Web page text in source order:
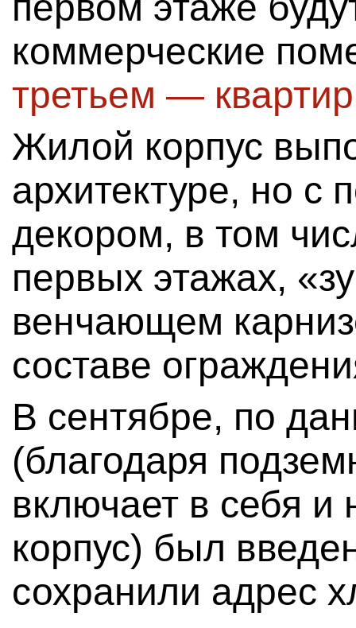
коммерческие
третьем —
Жилой корпус
архитектуре, но с
декором, в том
первых этажах,
венчающем
составе
В сентябре, по
(благодаря
включает в себя
корпус) был
сохранили адрес